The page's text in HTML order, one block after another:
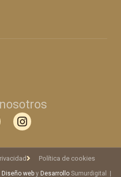
Diseño web y Desarrollo Sumurdigital |
Política de cookies